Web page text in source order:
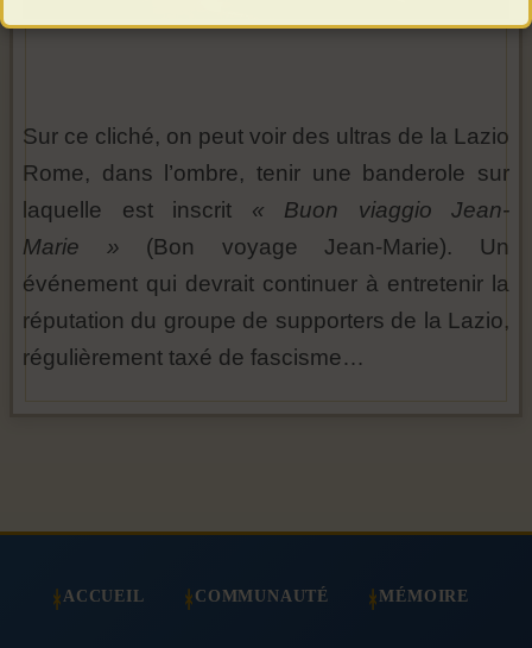
Sur ce cliché, on peut voir des ultras de la Lazio
Rome, dans l’ombre, tenir une banderole sur
laquelle est inscrit « Buon viaggio Jean-
Marie » (Bon voyage Jean-Marie). Un
événement qui devrait continuer à entretenir la
réputation du groupe de supporters de la Lazio,
régulièrement taxé de fascisme…
ACCUEIL COMMUNAUTÉ MÉMOIRE